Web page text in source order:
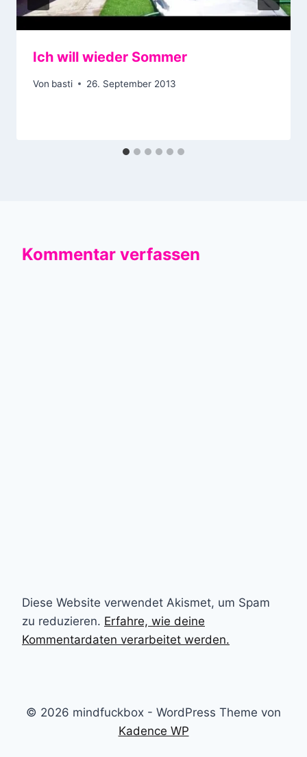
Ich will wieder Sommer
Von basti 26. September 2013
Kommentar verfassen
Diese Website verwendet Akismet, um Spam
zu reduzieren. Erfahre, wie deine
Kommentardaten verarbeitet werden.
© 2026 mindfuckbox - WordPress Theme von
Kadence WP